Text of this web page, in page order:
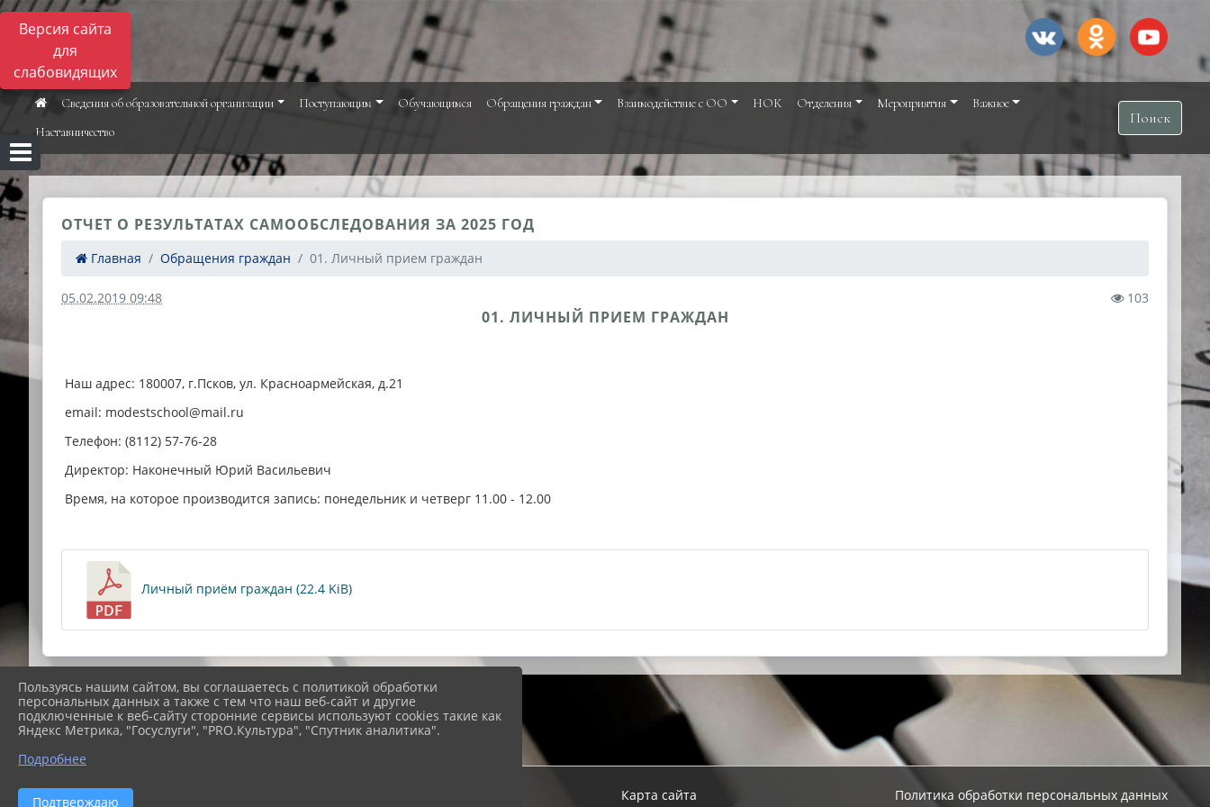
Версия сайта
для
слабовидящих
Сведения об образовательной организации Поступающим Обучающимся Обращения граждан Взаимодействие с ОО НОК Отделения Мероприятия
Важное
Наставничество
Поиск
ОТЧЕТ О РЕЗУЛЬТАТАХ САМООБСЛЕДОВАНИЯ ЗА 2025 ГОД
Главная Обращения граждан 01. Личный прием граждан
05.02.2019 09:48 103
01. ЛИЧНЫЙ ПРИЕМ ГРАЖДАН
Наш адрес: 180007, г.Псков, ул. Красноармейская, д.21
email: modestschool@mail.ru
Телефон: (8112) 57-76-28
Директор: Наконечный Юрий Васильевич
Время, на которое производится запись: понедельник и четверг 11.00 - 12.00
Личный приём граждан (22.4 KiB)
2026 г. modestschool1.ru Карта сайта Политика обработки персональных данных
Пользуясь нашим сайтом, вы соглашаетесь с политикой обработки
персональных данных а также с тем что наш веб-сайт и другие
подключенные к веб-сайту сторонние сервисы используют cookies такие как
Яндекс Метрика, "Госуслуги", "PRO.Культура", "Спутник аналитика".
Подробнее
Подтверждаю